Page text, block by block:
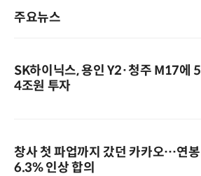
주요뉴스
SK하이닉스, 용인 Y2·청주 M17에 5
4조원 투자
창사 첫 파업까지 갔던 카카오…연봉
6.3% 인상 합의